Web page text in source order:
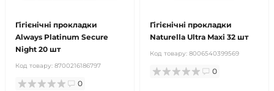
Гігієнічні прокладки
Always Platinum Secure
Night 20 шт
Код товару: 8700216186797
0
Гігієнічні прокладки
Naturella Ultra Maxi 32 шт
Код товару: 8006540399569
0